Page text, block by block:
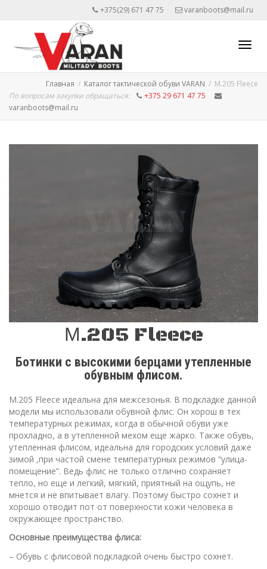
+375(29) 671 47 75 varanboots@mail.ru
Главная Каталог тактической обуви VARAN
M.205 Fleece
По вопросам закупки обращаться:
+375 29 671 47 75
varanboots@mail.ru
М.205 Fleece
Ботинки с высокими берцами утепленные
обувным флисом.
М.205 Fleece идеальна для межсезонья. В подкладке данной
модели мы использовали обувной флис. Он хорош в тех
температурных режимах, когда в обычной обуви уже
прохладно, а в утепленной мехом еще жарко. Также обувь,
утепленная флисом, идеальна для городских условий даже
зимой ,при частой смене температурных режимов “улица-
помещение”. Ведь флис не только отлично сохраняет
тепло, но еще и легкий, мягкий, приятный на ощупь, не
мнется и не впитывает влагу. Поэтому быстро сохнет и
хорошо отводит пот от поверхности кожи человека в
окружающее пространство.
Основные преимущества флиса:
– Обувь с флисовой подкладкой очень быстро сохнет.